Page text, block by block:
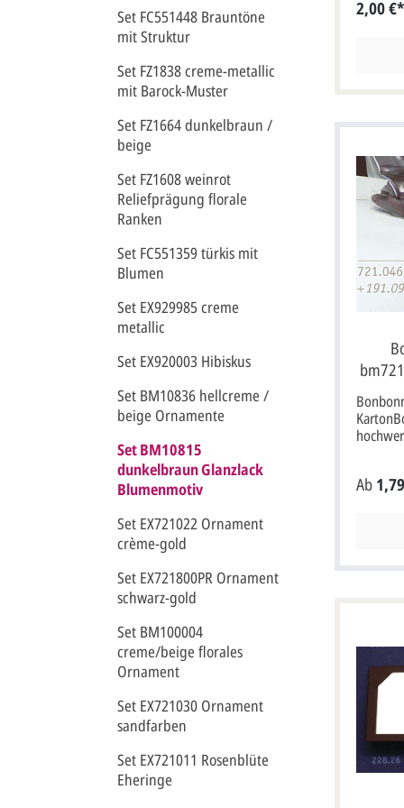
Set FC551448 Brauntöne
mit Struktur
Set FZ1838 creme-metallic
mit Barock-Muster
Set FZ1664 dunkelbraun /
beige
Set FZ1608 weinrot
Reliefprägung florale
Ranken
Set FC551359 türkis mit
Blumen
Set EX929985 creme
metallic
Set EX920003 Hibiskus
Set BM10836 hellcreme /
beige Ornamente
Set BM10815
dunkelbraun Glanzlack
Blumenmotiv
Set EX721022 Ornament
crème-gold
Set EX721800PR Ornament
schwarz-gold
Set BM100004
creme/beige florales
Ornament
Set EX721030 Ornament
sandfarben
Set EX721011 Rosenblüte
Eheringe
2,00 €*
7x6,5
Ab